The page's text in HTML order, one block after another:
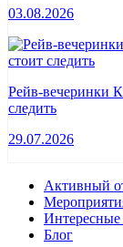
03.08.2026
Рейв-вечеринки
следить
29.07.2026
Активный
Интересные
Блог